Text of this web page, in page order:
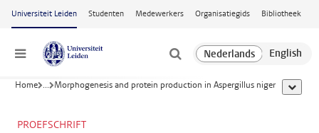
Ga naar hoofdinhoud
Universiteit Leiden Studenten Medewerkers Organisatiegids Bibliotheek
Menu
Home ... Morphogenesis and protein production in Aspergillus niger toon
PROEFSCHRIFT